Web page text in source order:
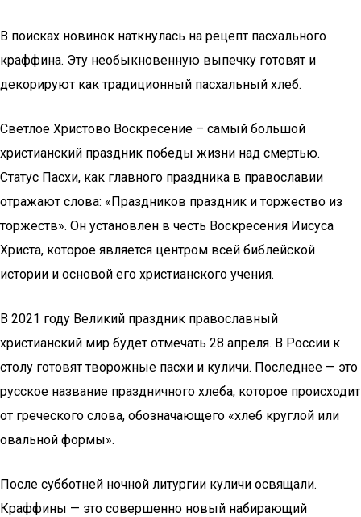
В поисках новинок наткнулась на рецепт пасхального
краффина. Эту необыкновенную выпечку готовят и
декорируют как традиционный пасхальный хлеб.
Светлое Христово Воскресение – самый большой
христианский праздник победы жизни над смертью.
Статус Пасхи, как главного праздника в православии
отражают слова: «Праздников праздник и торжество из
торжеств». Он установлен в честь Воскресения Иисуса
Христа, которое является центром всей библейской
истории и основой его христианского учения.
В 2021 году Великий праздник православный
христианский мир будет отмечать 28 апреля. В России к
столу готовят творожные пасхи и куличи. Последнее — это
русское название праздничного хлеба, которое происходит
от греческого слова, обозначающего «хлеб круглой или
овальной формы».
После субботней ночной литургии куличи освящали.
Краффины — это совершенно новый набирающий